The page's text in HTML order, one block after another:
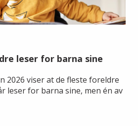
leser for barna sine
2026 viser at de fleste foreldre
leser for barna sine, men én av